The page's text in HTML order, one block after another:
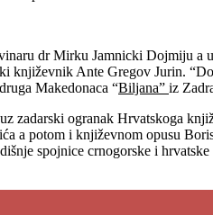
dr Mirku Jamnicki Dojmiju a
književnik Ante Gregov Jurin.
Makedonaca “Biljana” iz
ogranak Hrvatskoga
a potom i književnom opusu
spojnice crnogorske i